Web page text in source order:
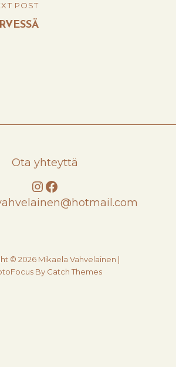
POST
Ota yhteyttä
Instagram
Facebook
© 2026 Mikaela Vahvelainen |
By Catch Themes